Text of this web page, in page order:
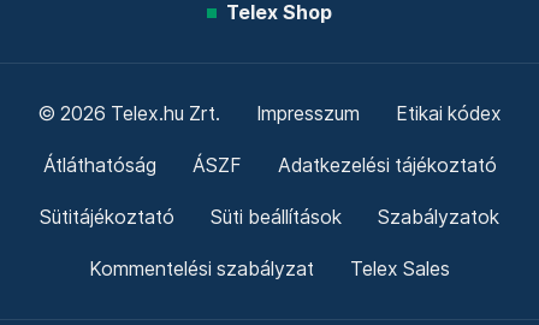
Telex Shop
© 2026 Telex.hu Zrt. Impresszum Etikai kódex
Átláthatóság ÁSZF Adatkezelési tájékoztató
Sütitájékoztató Süti beállítások Szabályzatok
Kommentelési szabályzat Telex Sales